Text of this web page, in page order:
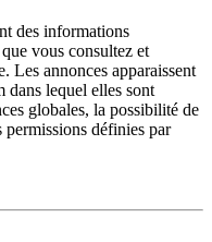
des informations
vous consultez et
Les annonces apparaissent
dans lequel elles sont
globales, la possibilité de
permissions définies par